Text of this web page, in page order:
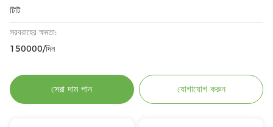
টিটি
সরবরাহের ক্ষমতা:
150000/দিন
সেরা দাম পান যোগাযোগ করুন